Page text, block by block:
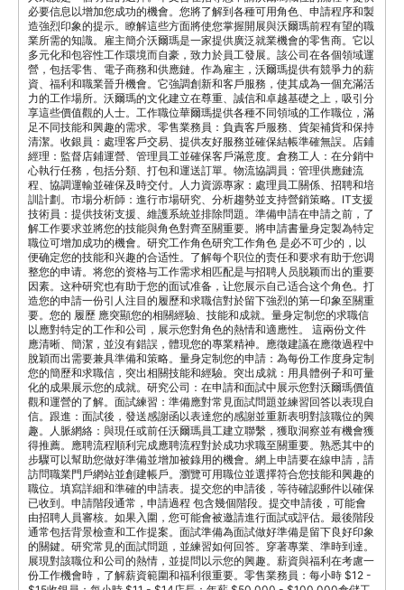
必要信息以增加您成功的機會。您將了解到各種可用角色、申請程序和製
造強烈印象的提示。瞭解這些方面將使您掌握開展與沃爾瑪前程有望的職
業所需的知識。雇主簡介沃爾瑪是一家提供廣泛就業機會的零售商。它以
多元化和包容性工作環境而自豪，致力於員工發展。該公司在各個領域運
營，包括零售、電子商務和供應鏈。作為雇主，沃爾瑪提供有競爭力的薪
資、福利和職業晉升機會。它強調創新和客戶服務，使其成為一個充滿活
力的工作場所。沃爾瑪的文化建立在尊重、誠信和卓越基礎之上，吸引分
享這些價值觀的人士。工作職位華爾瑪提供各種不同領域的工作職位，滿
足不同技能和興趣的需求。零售業務員：負責客戶服務、貨架補貨和保持
清潔。收銀員：處理客戶交易、提供友好服務並確保結帳準確無誤。店鋪
經理：監督店鋪運營、管理員工並確保客戶滿意度。倉務工人：在分銷中
心執行任務，包括分類、打包和運送訂單。物流協調員：管理供應鏈流
程、協調運輸並確保及時交付。人力資源專家：處理員工關係、招聘和培
訓計劃。市場分析師：進行市場研究、分析趨勢並支持營銷策略。IT支援
技術員：提供技術支援、維護系統並排除問題。準備申請在申請之前，了
解工作要求並將您的技能與角色對齊至關重要。將申請書量身定製為特定
職位可增加成功的機會。研究工作角色研究工作角色 是必不可少的，以
便确定您的技能和兴趣的合适性。了解每个职位的责任和要求有助于您调
整您的申请。将您的资格与工作需求相匹配是与招聘人员脱颖而出的重要
因素。这种研究也有助于您的面试准备，让您展示自己适合这个角色。打
造您的申請一份引人注目的履歷和求職信對於留下強烈的第一印象至關重
要。您的 履歷 應突顯您的相關經驗、技能和成就。量身定制您的求職信
以應對特定的工作和公司，展示您對角色的熱情和適應性。 這兩份文件
應清晰、簡潔，並沒有錯誤，體現您的專業精神。應徵建議在應徵過程中
脫穎而出需要兼具準備和策略。量身定制您的申請：為每份工作度身定制
您的簡歷和求職信，突出相關技能和經驗。突出成就：用具體例子和可量
化的成果展示您的成就。研究公司：在申請和面試中展示您對沃爾瑪價值
觀和運營的了解。面試練習：準備應對常見面試問題並練習回答以表現自
信。跟進：面試後，發送感謝函以表達您的感謝並重新表明對該職位的興
趣。人脈網絡：與現任或前任沃爾瑪員工建立聯繫，獲取洞察並有機會獲
得推薦。應聘流程順利完成應聘流程對於成功求職至關重要。熟悉其中的
步驟可以幫助您做好準備並增加被錄用的機會。網上申請要在線申請，請
訪問職業門戶網站並創建帳戶。瀏覽可用職位並選擇符合您技能和興趣的
職位。填寫詳細和準確的申請表。提交您的申請後，等待確認郵件以確保
已收到。申請階段通常，申請過程 包含幾個階段。提交申請後，可能會
由招聘人員審核。如果入圍，您可能會被邀請進行面試或評估。最後階段
通常包括背景檢查和工作提案。面試準備為面試做好準備是留下良好印象
的關鍵。研究常見的面試問題，並練習如何回答。穿著專業、準時到達。
展現對該職位和公司的熱情，並提問以示您的興趣。薪資與福利在考慮一
份工作機會時，了解薪資範圍和福利很重要。零售業務員：每小時 $12 -